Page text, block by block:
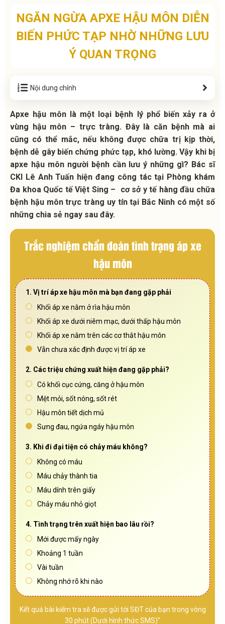
NGĂN NGỪA APXE HẬU MÔN DIỄN
BIẾN PHỨC TẠP NHỜ NHỮNG LƯU
Ý QUAN TRỌNG
Nội dung chính
Apxe hậu môn là một loại bệnh lý phổ biến xảy ra ở
vùng hậu môn – trực tràng. Đây là căn bệnh mà ai
cũng có thể mắc, nếu không được chữa trị kịp thời,
bệnh dễ gây biến chứng phức tạp, khó lường. Vậy khi bị
apxe hậu môn người bệnh cần lưu ý những gì? Bác sĩ
CKI Lê Anh Tuấn hiện đang công tác tại Phòng khám
Đa khoa Quốc tế Việt Sing – cơ sở y tế hàng đầu chữa
bệnh hậu môn trực tràng uy tín tại Bắc Ninh có một số
những chia sẻ ngay sau đây.
Trắc nghiệm chẩn đoán tình trạng áp xe
hậu môn
1. Vị trí áp xe hậu môn mà bạn đang gặp phải
Khối áp xe nằm ở rìa hậu môn
Khối áp xe dưới niêm mạc, dưới thấp hậu môn
Khối áp xe nằm trên các cơ thắt hậu môn
Vẫn chưa xác định được vị trí áp xe
2. Các triệu chứng xuất hiện đang gặp phải?
Có khối cục cứng, căng ở hậu môn
Mệt mỏi, sốt nóng, sốt rét
Hậu môn tiết dịch mủ
Sưng đau, ngứa ngáy hậu môn
3. Khi đi đại tiện có chảy máu không?
Không có máu
Máu chảy thành tia
Máu dính trên giấy
Chảy máu nhỏ giọt
4. Tình trạng trên xuất hiện bao lâu rồi?
Mới được mấy ngày
Khoảng 1 tuần
Vài tuần
Không nhớ rõ khi nào
Kết quả bài kiểm tra sẽ được gửi tới SĐT của bạn trong vòng
30 phút (Dưới hình thức SMS)"